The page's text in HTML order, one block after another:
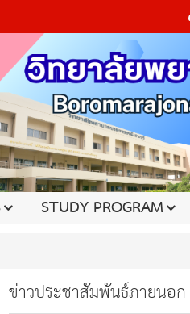
STUDY PROGRAM
ข่าวประชาสัมพันธ์ภายนอก